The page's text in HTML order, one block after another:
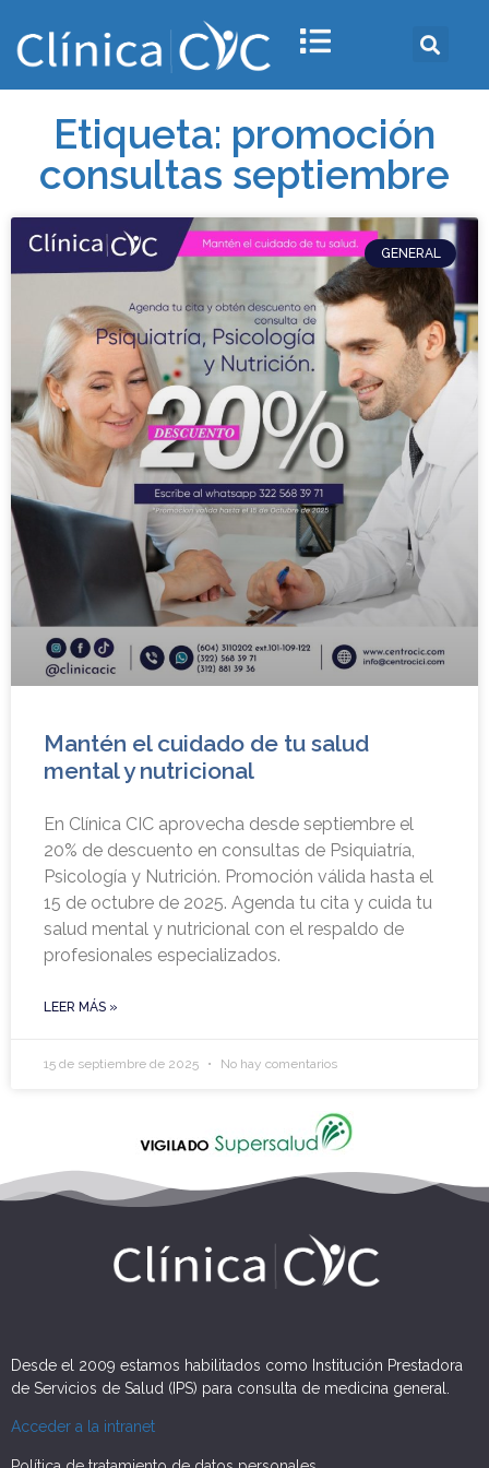
Etiqueta: promoción
consultas septiembre
GENERAL
Mantén el cuidado de tu salud
mental y nutricional
En Clínica CIC aprovecha desde septiembre el
20% de descuento en consultas de Psiquiatría,
Psicología y Nutrición. Promoción válida hasta el
15 de octubre de 2025. Agenda tu cita y cuida tu
salud mental y nutricional con el respaldo de
profesionales especializados.
LEER MÁS »
15 de septiembre de 2025 No hay comentarios
Desde el 2009 estamos habilitados como Institución Prestadora
de Servicios de Salud (IPS) para consulta de medicina general.
Acceder a la intranet